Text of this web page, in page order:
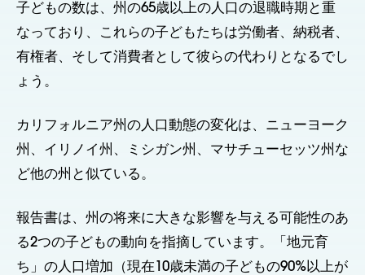
子どもの数は、州の65歳以上の人口の退職時期と重
なっており、これらの子どもたちは労働者、納税者、
有権者、そして消費者として彼らの代わりとなるでし
ょう。
カリフォルニア州の人口動態の変化は、ニューヨーク
州、イリノイ州、ミシガン州、マサチューセッツ州な
ど他の州と似ている。
報告書は、州の将来に大きな影響を与える可能性のあ
る2つの子どもの動向を指摘しています。「地元育
ち」の人口増加（現在10歳未満の子どもの90%以上が